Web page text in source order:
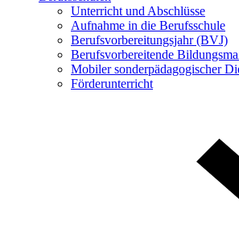
Unterricht und Abschlüsse
Aufnahme in die Berufsschule
Berufsvorbereitungsjahr (BVJ)
Berufsvorbereitende
Mobiler sonderpädagogischer
Förderunterricht